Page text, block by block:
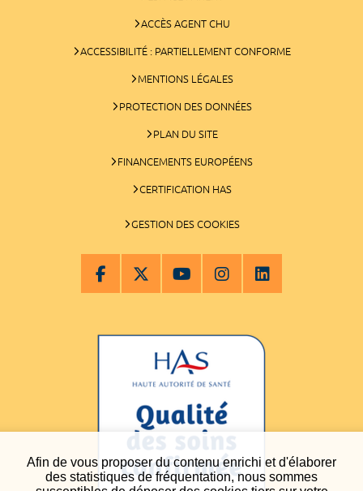
Afin de vous proposer du contenu enrichi et d'élaborer
des statistiques de fréquentation, nous sommes
ACCÈS AGENT CHU
ACCESSIBILITÉ : PARTIELLEMENT CONFORME
MENTIONS LÉGALES
PROTECTION DES DONNÉES
PLAN DU SITE
FINANCEMENTS EUROPÉENS
CERTIFICATION HAS
GESTION DES COOKIES